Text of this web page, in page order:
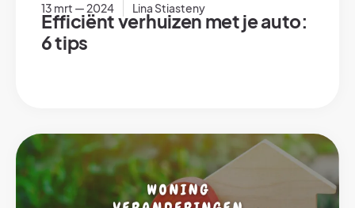
13 mrt — 2024 Lina Stiasteny
Efficiënt verhuizen met je auto:
6 tips